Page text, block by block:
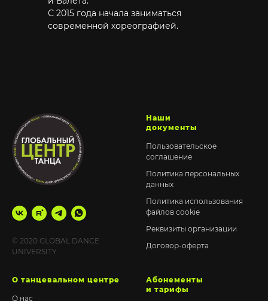
С 2015 года начала заниматься
современной хореографией.
© 2020 GLOBAL DANCE
UNIVERSITY
Наши
документы
Пользовательское
соглашение
Политика персональных
данных
Политика использования
файлов cookie
Реквизиты организации
Договор-оферта
О танцевальном центре
О нас
Абонементы
и тарифы